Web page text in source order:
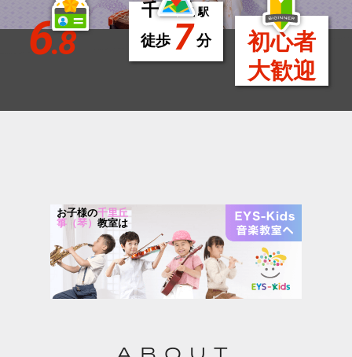
6.8
千里丘駅
徒歩 7分
初心者
大歓迎
お子様の千里丘
箏（琴） 教室は